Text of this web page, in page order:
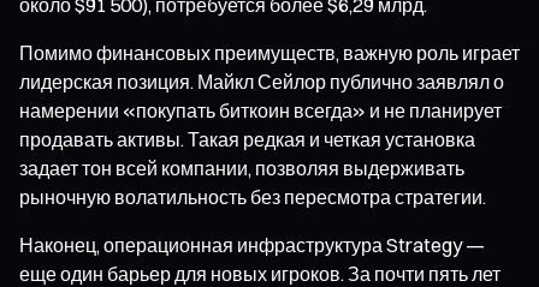
Помимо финансовых преимуществ, важную роль играет
лидерская позиция. Майкл Сейлор публично заявлял о
намерении «покупать биткоин всегда» и не планирует
продавать активы. Такая редкая и четкая установка
задает тон всей компании, позволяя выдерживать
рыночную волатильность без пересмотра стратегии.
Наконец, операционная инфраструктура Strategy —
еще один барьер для новых игроков. За почти пять лет